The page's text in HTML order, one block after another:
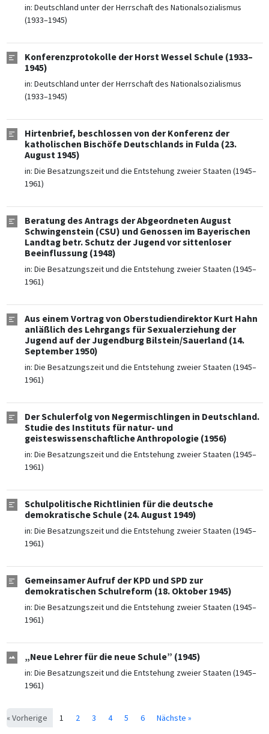
in: Deutschland unter der Herrschaft des Nationalsozialismus
(1933–1945)
Konferenzprotokolle der Horst Wessel Schule (1933–
1945)
in: Deutschland unter der Herrschaft des Nationalsozialismus
(1933–1945)
Hirtenbrief, beschlossen von der Konferenz der
katholischen Bischöfe Deutschlands in Fulda (23.
August 1945)
in: Die Besatzungszeit und die Entstehung zweier Staaten (1945–
1961)
Beratung des Antrags der Abgeordneten August
Schwingenstein (CSU) und Genossen im Bayerischen
Landtag betr. Schutz der Jugend vor sittenloser
Beeinflussung (1948)
in: Die Besatzungszeit und die Entstehung zweier Staaten (1945–
1961)
Aus einem Vortrag von Oberstudiendirektor Kurt Hahn
anläßlich des Lehrgangs für Sexualerziehung der
Jugend auf der Jugendburg Bilstein/Sauerland (14.
September 1950)
in: Die Besatzungszeit und die Entstehung zweier Staaten (1945–
1961)
Der Schulerfolg von Negermischlingen in Deutschland.
Studie des Instituts für natur- und
geisteswissenschaftliche Anthropologie (1956)
in: Die Besatzungszeit und die Entstehung zweier Staaten (1945–
1961)
Schulpolitische Richtlinien für die deutsche
demokratische Schule (24. August 1949)
in: Die Besatzungszeit und die Entstehung zweier Staaten (1945–
1961)
Gemeinsamer Aufruf der KPD und SPD zur
demokratischen Schulreform (18. Oktober 1945)
in: Die Besatzungszeit und die Entstehung zweier Staaten (1945–
1961)
„Neue Lehrer für die neue Schule” (1945)
in: Die Besatzungszeit und die Entstehung zweier Staaten (1945–
1961)
« Vorherige 1 2 3 4 5 6 Nächste »